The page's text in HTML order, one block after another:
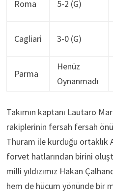
Roma 5-2 (G)
Cagliari 3-0 (G)
Parma
Henüz
Oynanmadı
Takımın kaptanı Lautaro
rakiplerinin fersah fersah
Thuram ile kurduğu ortaklık
forvet hatlarından birini
milli yıldızımız Hakan
hem de hücum yönünde bir